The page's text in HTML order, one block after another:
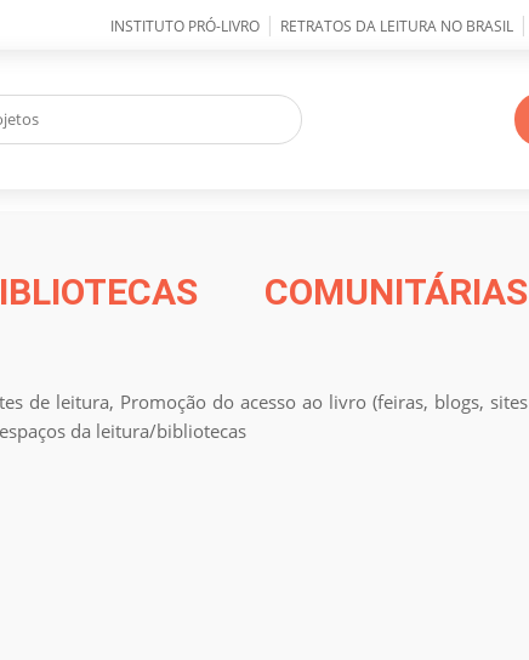
INSTITUTO PRÓ-LIVRO | RETRATOS DA LEITURA NO BRASIL |
COMUNITÁRIAS
de leitura, Promoção do acesso ao livro (feiras, blogs, sites
da leitura/bibliotecas